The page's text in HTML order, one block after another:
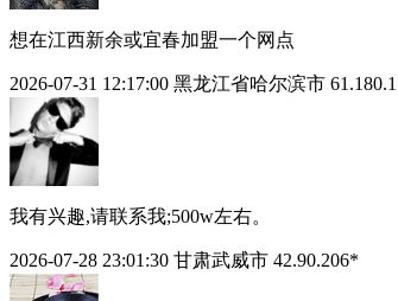
想在江西新余或宜春加盟一个网点
2026-07-31 12:17:00 黑龙江省哈尔滨市
我有兴趣,请联系我;500w左右。
2026-07-28 23:01:30 甘肃武威市 42.90.206*